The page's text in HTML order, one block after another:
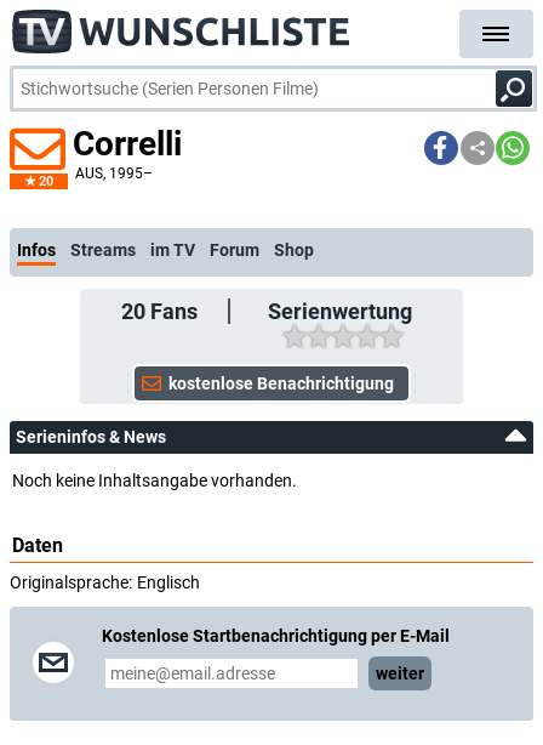
20
Correlli
AUS, 1995–
Infos Streams im TV Forum Shop
20Fans Serienwertung
Serieninfos & News
Noch keine Inhaltsangabe vorhanden.
Daten
Originalsprache: Englisch
Kostenlose Startbenachrichtigung per E-Mail
weiter